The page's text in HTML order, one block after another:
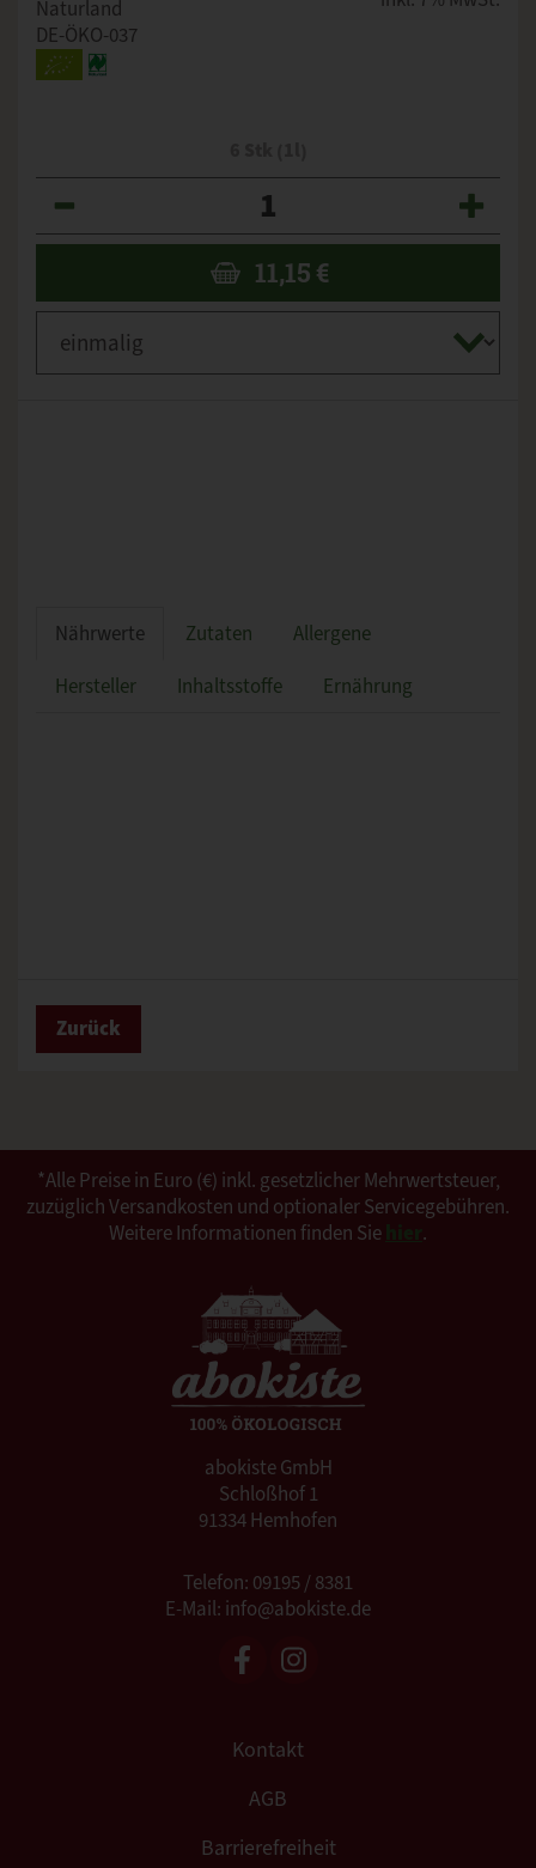
Naturland
DE-ÖKO-037
11,15 €
Nährwerte Zutaten
Allergene
Hersteller
Inhaltsstoffe Ernährung
Zurück
*Alle Preise in Euro (€) inkl. gesetzlicher Mehrwertsteuer,
zuzüglich Versandkosten und optionaler Servicegebühren.
Weitere Informationen finden Sie
.
abokiste GmbH
Schloßhof 1
91334 Hemhofen
Telefon: 09195 / 8381
E-Mail: info@abokiste.de
Kontakt
AGB
Barrierefreiheit